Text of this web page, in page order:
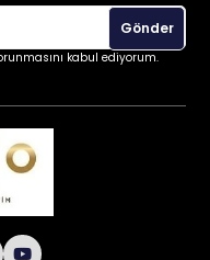
Gönder
kabul ediyorum.